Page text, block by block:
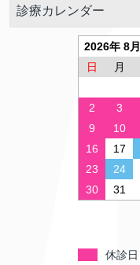
診療カレンダー
2026年 8月
日
月
2
3
9
10
16
17
23
24
30
31
休診日